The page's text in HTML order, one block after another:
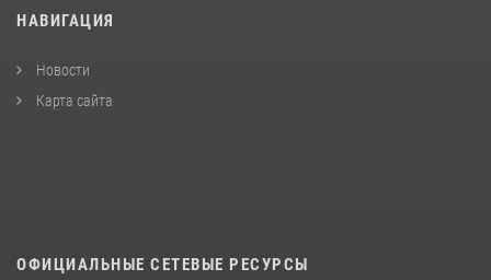
НАВИГАЦИЯ
Новости
Карта сайта
ОФИЦИАЛЬНЫЕ СЕТЕВЫЕ РЕСУРСЫ